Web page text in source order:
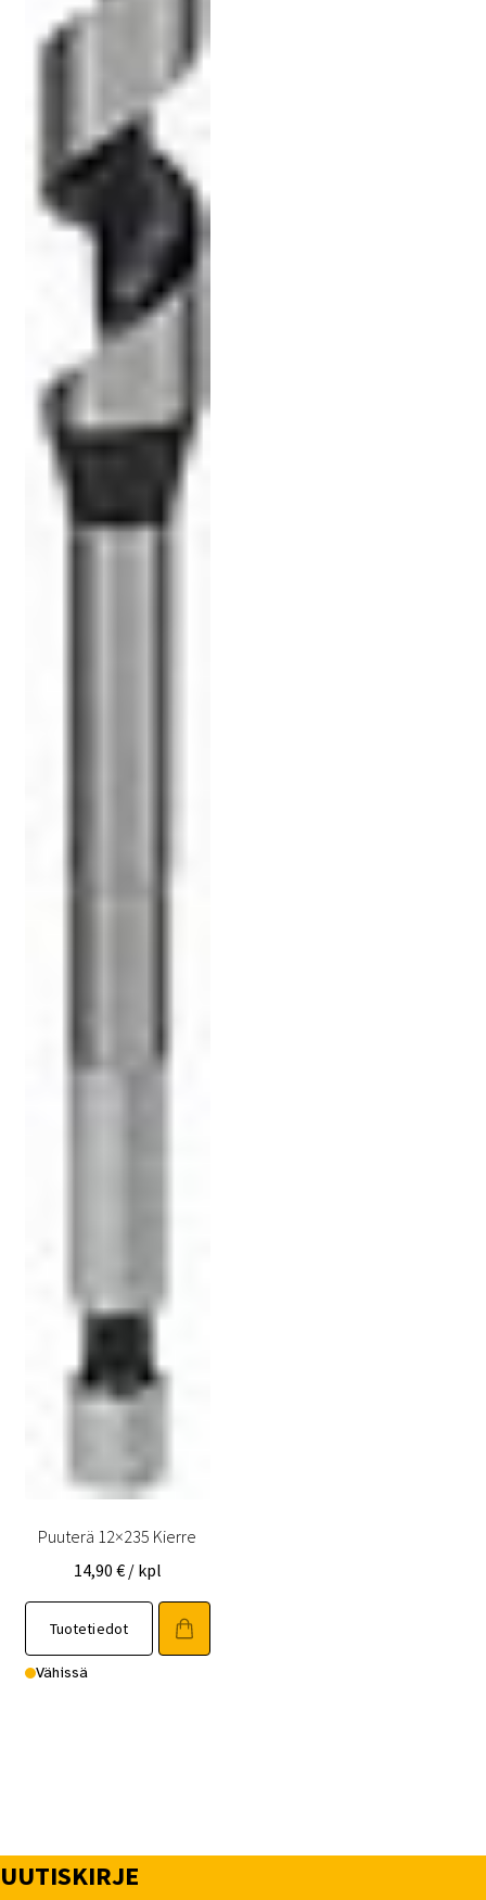
Puuterä 12×235 Kierre
14,90 € / kpl
Tuotetiedot
Vähissä
UUTISKIRJE